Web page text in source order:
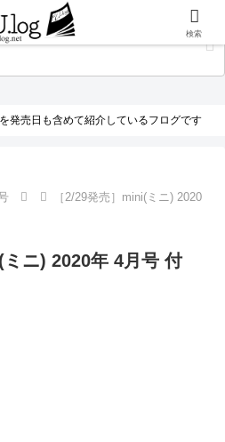
発売日も含めて紹介しているフログです
［2/29発売］mini(ミニ) 2020
ミニ) 2020年 4月号 付
検索